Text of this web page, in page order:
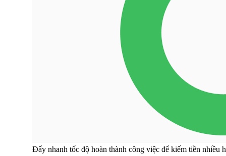
Đẩy nhanh tốc độ hoàn thành công việc để kiếm tiền nhiều